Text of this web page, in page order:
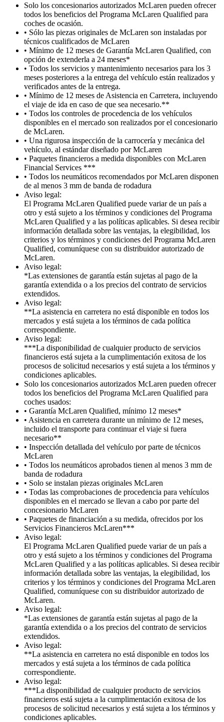
Solo los concesionarios autorizados McLaren pueden ofrecer
todos los beneficios del Programa McLaren Qualified para
coches de ocasión.
• Sólo las piezas originales de McLaren son instaladas por
técnicos cualificados de McLaren
• Mínimo de 12 meses de Garantía McLaren Qualified, con
opción de extenderla a 24 meses*
• Todos los servicios y mantenimiento necesarios para los 3
meses posteriores a la entrega del vehículo están realizados y
verificados antes de la entrega.
• Mínimo de 12 meses de Asistencia en Carretera, incluyendo
el viaje de ida en caso de que sea necesario.**
• Todos los controles de procedencia de los vehículos
disponibles en el mercado son realizados por el concesionario
de McLaren.
• Una rigurosa inspección de la carrocería y mecánica del
vehículo, al estándar diseñado por McLaren
• Paquetes financieros a medida disponibles con McLaren
Financial Services ***
• Todos los neumáticos recomendados por McLaren disponen
de al menos 3 mm de banda de rodadura
Aviso legal:
El Programa McLaren Qualified puede variar de un país a
otro y está sujeto a los términos y condiciones del Programa
McLaren Qualified y a las políticas aplicables. Si desea recibir
información detallada sobre las ventajas, la elegibilidad, los
criterios y los términos y condiciones del Programa McLaren
Qualified, comuníquese con su distribuidor autorizado de
McLaren.
Aviso legal:
*Las extensiones de garantía están sujetas al pago de la
garantía extendida o a los precios del contrato de servicios
extendidos.
Aviso legal:
**La asistencia en carretera no está disponible en todos los
mercados y está sujeta a los términos de cada política
correspondiente.
Aviso legal:
***La disponibilidad de cualquier producto de servicios
financieros está sujeta a la cumplimentación exitosa de los
procesos de solicitud necesarios y está sujeta a los términos y
condiciones aplicables.
Solo los concesionarios autorizados McLaren pueden ofrecer
todos los beneficios del Programa McLaren Qualified para
coches usados:
• Garantía McLaren Qualified, mínimo 12 meses*
• Asistencia en carretera durante un mínimo de 12 meses,
incluido el transporte para continuar el viaje si fuera
necesario**
• Inspección detallada del vehículo por parte de técnicos
McLaren
• Todos los neumáticos aprobados tienen al menos 3 mm de
banda de rodadura
• Solo se instalan piezas originales McLaren
• Todas las comprobaciones de procedencia para vehículos
disponibles en el mercado se llevan a cabo por parte del
concesionario McLaren
• Paquetes de financiación a su medida, ofrecidos por los
Servicios Financieros McLaren***
Aviso legal:
El Programa McLaren Qualified puede variar de un país a
otro y está sujeto a los términos y condiciones del Programa
McLaren Qualified y a las políticas aplicables. Si desea recibir
información detallada sobre las ventajas, la elegibilidad, los
criterios y los términos y condiciones del Programa McLaren
Qualified, comuníquese con su distribuidor autorizado de
McLaren.
Aviso legal:
*Las extensiones de garantía están sujetas al pago de la
garantía extendida o a los precios del contrato de servicios
extendidos.
Aviso legal:
**La asistencia en carretera no está disponible en todos los
mercados y está sujeta a los términos de cada política
correspondiente.
Aviso legal:
***La disponibilidad de cualquier producto de servicios
financieros está sujeta a la cumplimentación exitosa de los
procesos de solicitud necesarios y está sujeta a los términos y
condiciones aplicables.